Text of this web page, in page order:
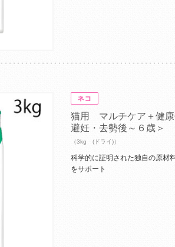
猫用 マルチケア＋健
避妊・去勢後～６歳＞
（3kg (ドライ)）
科学的に証明された独自の原材
をサポート